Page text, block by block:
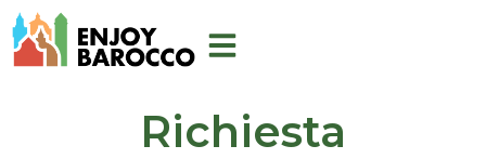
Vai
al
Richiesta